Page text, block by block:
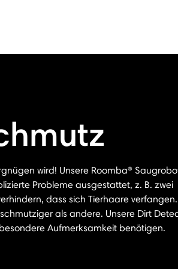
wird! Unsere Roomba®
Probleme ausgestattet, z. B. zwei
dass sich Tierhaare verfangen.
als andere. Unsere Dirt
Aufmerksamkeit benötigen.